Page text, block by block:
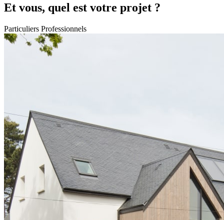
Et vous, quel est votre projet ?
Particuliers Professionnels